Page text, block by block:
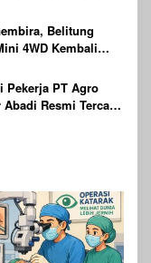
Belitung
4WD Kembali
Pekerja PT Agro
Resmi Tercatat